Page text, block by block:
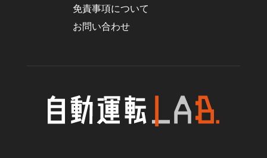
免責事項について
お問い合わせ